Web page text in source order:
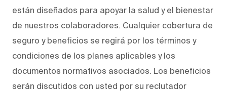
están diseñados para apoyar la salud y el bienestar
de nuestros colaboradores. Cualquier cobertura de
seguro y beneficios se regirá por los términos y
condiciones de los planes aplicables y los
documentos normativos asociados. Los beneficios
serán discutidos con usted por su reclutador